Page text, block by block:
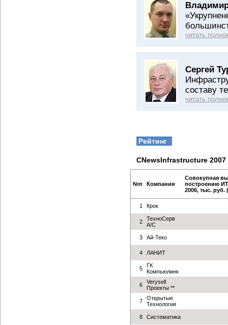
читать
Сергей
составу
читать
Рейтинг
CNewsInfrastructure 2007
№п Компания
Совокупная
построению
2006, тыс. руб.
1 Крок
2
ТехноСерв
А/С
3 Ай-Теко
4 ЛАНИТ
5
ГК
Компьюлинк
6
Verysell
Проекты **
7
Открытые
Технологии
8 Систематика